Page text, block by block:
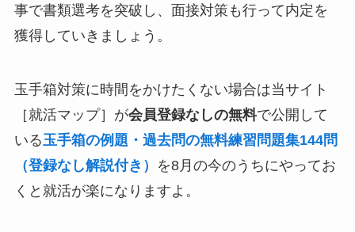
事で書類選考を突破し、面接対策も行って内定を
獲得していきましょう。
玉手箱対策に時間をかけたくない場合は当サイト
［就活マップ］が会員登録なしの無料で公開して
いる玉手箱の例題・過去問の無料練習問題集144問
（登録なし解説付き）
を8月の今のうちにやってお
くと就活が楽になりますよ。